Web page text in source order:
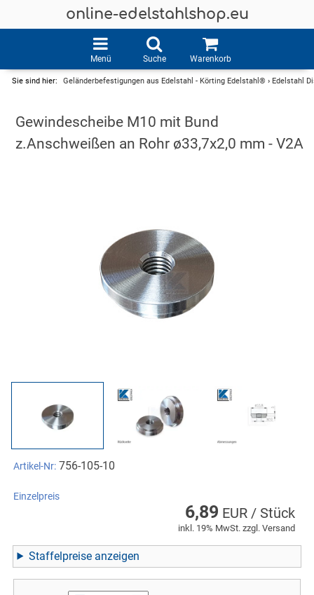
online-edelstahlshop.eu
Menü Suche Warenkorb
Sie sind hier: Geländerbefestigungen aus Edelstahl - Körting Edelstahl® › Edelstahl
Gewindescheibe M10 mit Bund
z.Anschweißen an Rohr ø33,7x2,0 mm - V2A
Artikel-Nr: 756-105-10
Einzelpreis
6,89 EUR / Stück
inkl. 19% MwSt. zzgl. Versand
Staffelpreise